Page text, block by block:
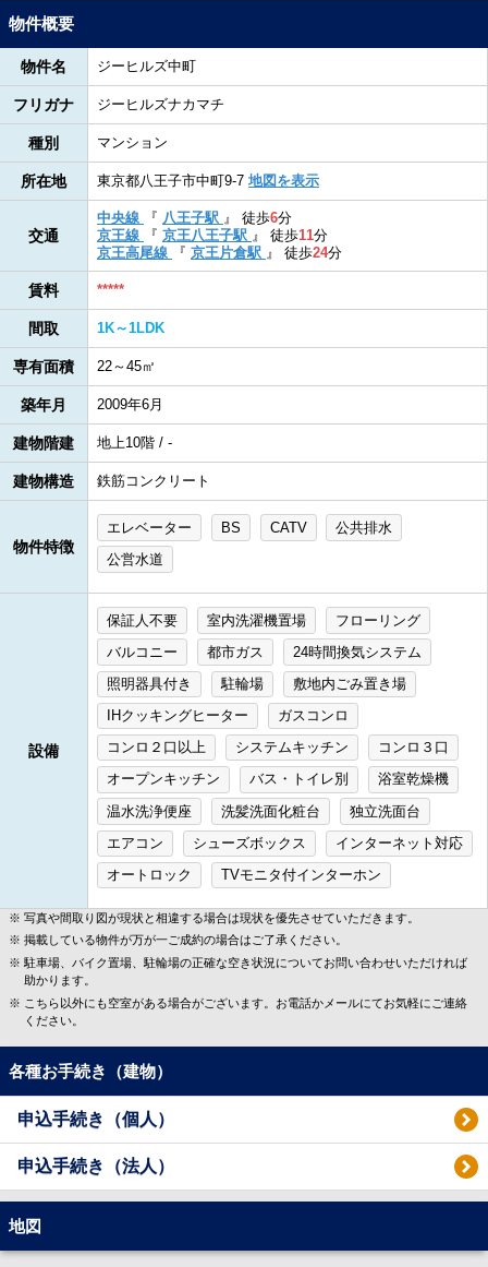
物件概要
物件名 ジーヒルズ中町
フリガナ ジーヒルズナカマチ
種別 マンション
所在地 東京都八王子市中町9-7 地図を表示
交通
中央線 『 八王子駅 』 徒歩6分
京王線
『 京王八王子駅 』 徒歩11分
京王高尾線
『 京王片倉駅 』 徒歩24分
賃料 *****
間取 1K～1LDK
専有面積 22～45㎡
築年月 2009年6月
建物階建 地上10階 / -
建物構造 鉄筋コンクリート
物件特徴
エレベーター BS CATV
公共排水
公営水道
設備
保証人不要 室内洗濯機置場
フローリング
バルコニー
都市ガス
24時間換気システム
照明器具付き
駐輪場
敷地内ごみ置き場
IHクッキングヒーター
ガスコンロ
コンロ２口以上
システムキッチン
コンロ３口
オープンキッチン
バス・トイレ別
浴室乾燥機
温水洗浄便座
洗髪洗面化粧台
独立洗面台
エアコン
シューズボックス
インターネット対応
オートロック
TVモニタ付インターホン
写真や間取り図が現状と相違する場合は現状を優先させていただきます。
掲載している物件が万が一ご成約の場合はご了承ください。
駐車場、バイク置場、駐輪場の正確な空き状況についてお問い合わせいただければ
助かります。
こちら以外にも空室がある場合がございます。お電話かメールにてお気軽にご連絡
ください。
各種お手続き（建物）
申込手続き（個人）
申込手続き（法人）
地図